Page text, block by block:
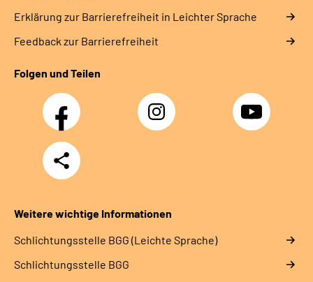
Erklärung zur Barrierefreiheit in Leichter Sprache
Feedback zur Barrierefreiheit
Folgen und Teilen
Facebook Instagram YouTube
Teilen
Weitere wichtige Informationen
Schlich­tungs­stel­le BGG (Leichte Sprache)
Schlich­tungs­stel­le BGG